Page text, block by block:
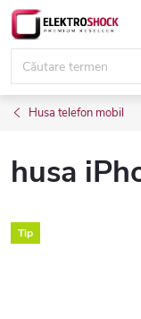
Treci
conținut
Husa telefon mobil
husa
Tip